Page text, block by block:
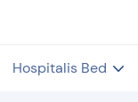
Hospitalis Bed